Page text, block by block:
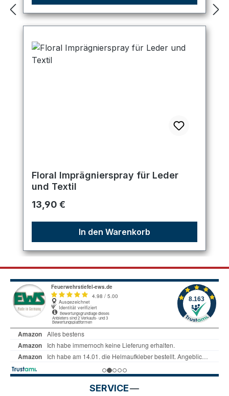
Floral Imprägnierspray für Leder
und Textil
Regulärer Preis:
13,90 €
In den Warenkorb
SERVICE